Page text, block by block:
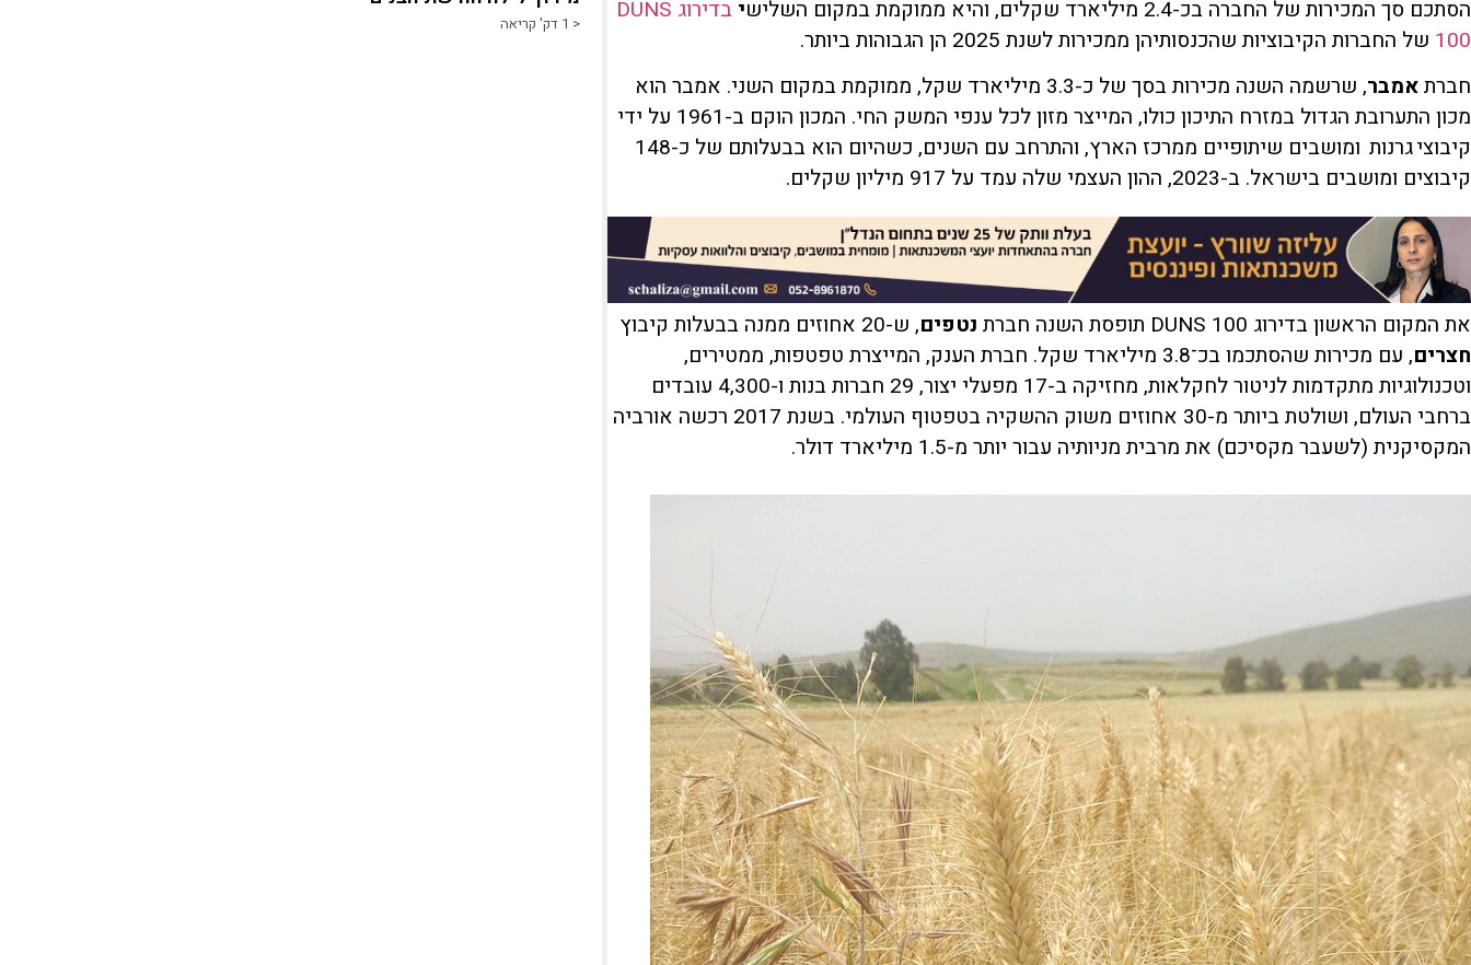
הסתכם סך המכירות של החברה בכ-2.4 מיליארד שקלים, והיא ממוקמת במקום השליש
י
בדירוג DUNS
100 של החברות הקיבוציות שהכנסותיהן ממכירות לשנת 2025 הן הגבוהות ביותר.
חברתאמבר
, שרשמה השנה מכירות בסך של כ-3.3 מיליארד שקל, ממוקמת במקום השני. אמבר הוא
מכון התערובת הגדול במזרח התיכון כולו, המייצר מזון לכל ענפי המשק החי. המכון הוקם ב-1961 על ידי
קיבוצי גרנות ומושבים שיתופיים ממרכז הארץ, והתרחב עם השנים, כשהיום הוא בבעלותם של כ-148
קיבוצים ומושבים בישראל. ב-2023, ההון העצמי שלה עמד על 917 מיליון שקלים.
את המקום הראשון בדירוג DUNS 100 תופסת השנה חברת נטפים, ש-20 אחוזים ממנה בבעלות קיבוץ
חצרים
, עם מכירות שהסתכמו בכ־3.8 מיליארד שקל. חברת הענק, המייצרת טפטפות, ממטירים,
וטכנולוגיות מתקדמות לניטור לחקלאות, מחזיקה ב-17 מפעלי יצור, 29 חברות בנות ו-4,300 עובדים
ברחבי העולם, ושולטת ביותר מ-30 אחוזים משוק ההשקיה בטפטוף העולמי. בשנת 2017 רכשה אורביה
המקסיקנית (לשעבר מקסיכם) את מרבית מניותיה עבור יותר מ-1.5 מיליארד דולר.
< 1 דק' קריאה